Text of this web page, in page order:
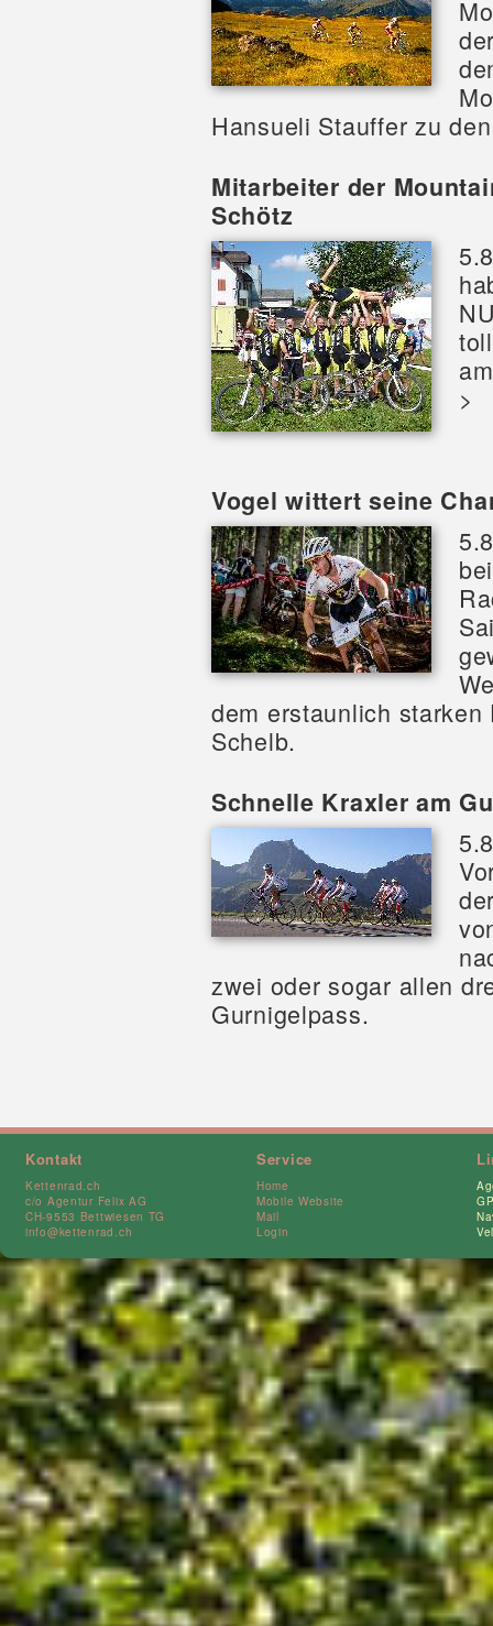
Hansueli Stauffer zu
Mitarbeiter der
Schötz
>
Vogel wittert seine
dem erstaunlich
Schelb.
Schnelle Kraxler am
zwei oder sogar allen
Gurnigelpass.
Kontakt
Kettenrad.ch
c/o Agentur Felix AG
CH-9553 Bettwiesen TG
info@kettenrad.ch
Service
Home
Mobile Website
Mail
Login